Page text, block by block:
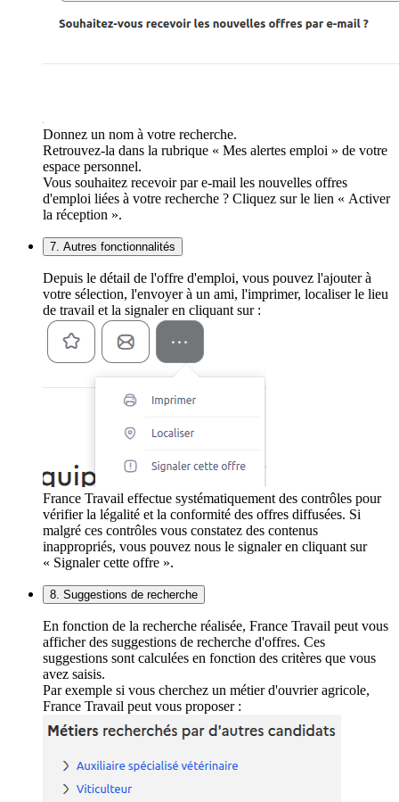
Donnez un nom à votre recherche.
Retrouvez-la dans la rubrique « Mes alertes emploi » de votre
espace personnel.
Vous souhaitez recevoir par e-mail les nouvelles offres
d'emploi liées à votre recherche ? Cliquez sur le lien « Activer
la réception ».
7. Autres fonctionnalités
Depuis le détail de l'offre d'emploi, vous pouvez l'ajouter à
votre sélection, l'envoyer à un ami, l'imprimer, localiser le lieu
de travail et la signaler en cliquant sur :
France Travail effectue systématiquement des contrôles pour
vérifier la légalité et la conformité des offres diffusées. Si
malgré ces contrôles vous constatez des contenus
inappropriés, vous pouvez nous le signaler en cliquant sur
« Signaler cette offre ».
8. Suggestions de recherche
En fonction de la recherche réalisée, France Travail peut vous
afficher des suggestions de recherche d'offres. Ces
suggestions sont calculées en fonction des critères que vous
avez saisis.
Par exemple si vous cherchez un métier d'ouvrier agricole,
France Travail peut vous proposer :